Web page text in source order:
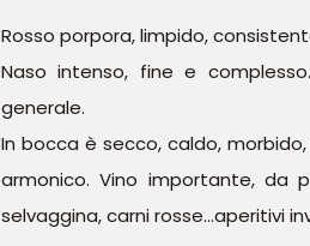
Rosso porpora, limpido,
Naso intenso, fine e
generale.
In bocca è secco, caldo,
armonico. Vino importante, da
selvaggina, carni rosse...aperitivi